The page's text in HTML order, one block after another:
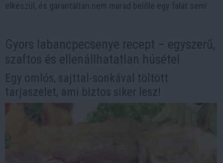
elkészül, és garantáltan nem marad belőle egy falat sem!
Gyors labancpecsenye recept – egyszerű,
szaftos és ellenállhatatlan húsétel
Egy omlós, sajttal-sonkával töltött
tarjaszelet, ami biztos siker lesz!